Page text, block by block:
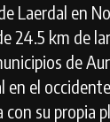
Laerdal en
24.5 km de
de
en el
con su propia